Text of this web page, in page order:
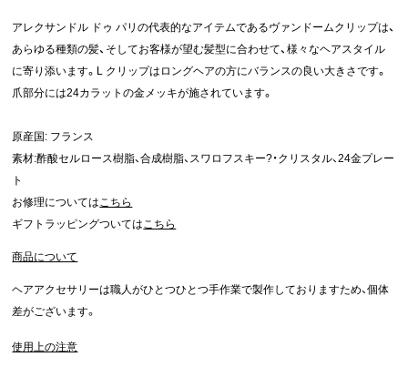
アレクサンドル ドゥ パリの代表的なアイテムであるヴァンドームクリップは、
あらゆる種類の髪、そしてお客様が望む髪型に合わせて、様々なヘアスタイル
に寄り添います。L クリップはロングヘアの方にバランスの良い大きさです。
爪部分には24カラットの金メッキが施されています。
原産国: フランス
素材:酢酸セルロース樹脂、合成樹脂、スワロフスキー?・クリスタル、24金プレー
ト
お修理についてはこちら
ギフトラッピングついてはこちら
商品について
ヘアアクセサリーは職人がひとつひとつ手作業で製作しておりますため、個体
差がございます。
使用上の注意